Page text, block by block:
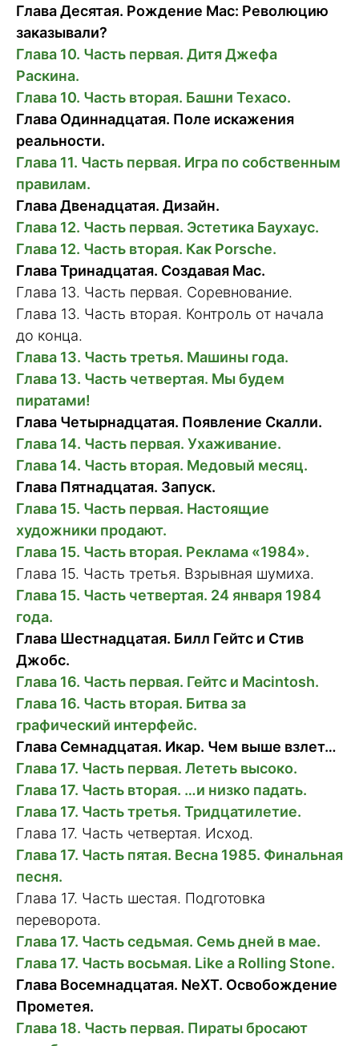
Глава Деcятая. Рождение Mac: Революцию
заказывали?
Глава 10. Часть первая. Дитя Джефа
Раскина.
Глава 10. Часть вторая. Башни Texaco.
Глава Одиннадцатая. Поле искажения
реальности.
Глава 11. Часть первая. Игра по собственным
правилам.
Глава Двенадцатая. Дизайн.
Глава 12. Часть первая. Эстетика Баухаус.
Глава 12. Часть вторая. Как Porsche.
Глава Тринадцатая. Создавая Mac.
Глава 13. Часть первая. Соревнование.
Глава 13. Часть вторая. Контроль от начала
до конца.
Глава 13. Часть третья. Машины года.
Глава 13. Часть четвертая. Мы будем
пиратами!
Глава Четырнадцатая. Появление Скалли.
Глава 14. Часть первая. Ухаживание.
Глава 14. Часть вторая. Медовый месяц.
Глава Пятнадцатая. Запуск.
Глава 15. Часть первая. Настоящие
художники продают.
Глава 15. Часть вторая. Реклама «1984».
Глава 15. Часть третья. Взрывная шумиха.
Глава 15. Часть четвертая. 24 января 1984
года.
Глава Шестнадцатая. Билл Гейтс и Стив
Джобс.
Глава 16. Часть первая. Гейтс и Macintosh.
Глава 16. Часть вторая. Битва за
графический интерфейс.
Глава Семнадцатая. Икар. Чем выше взлет…
Глава 17. Часть первая. Лететь высоко.
Глава 17. Часть вторая. …и низко падать.
Глава 17. Часть третья. Тридцатилетие.
Глава 17. Часть четвертая. Исход.
Глава 17. Часть пятая. Весна 1985. Финальная
песня.
Глава 17. Часть шестая. Подготовка
переворота.
Глава 17. Часть седьмая. Семь дней в мае.
Глава 17. Часть восьмая. Like a Rolling Stone.
Глава Восемнадцатая. NeXT. Освобождение
Прометея.
Глава 18. Часть первая. Пираты бросают